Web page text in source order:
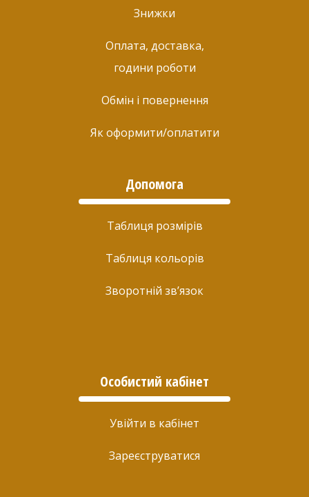
Знижки
Оплата, доставка,
години роботи
Обмін і повернення
Як оформити/оплатити
Допомога
Таблиця розмірів
Таблиця кольорів
Зворотній зв’язок
Особистий кабінет
Увійти в кабінет
Зареєструватися